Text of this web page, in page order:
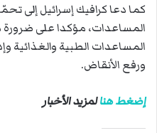
كما دعا كرافيك إسرائيل إلى
المساعدات، مؤكدا على
المساعدات الطبية والغذائية
ورفع الأنقاض.
إضغط هنالمزيد الأخبار